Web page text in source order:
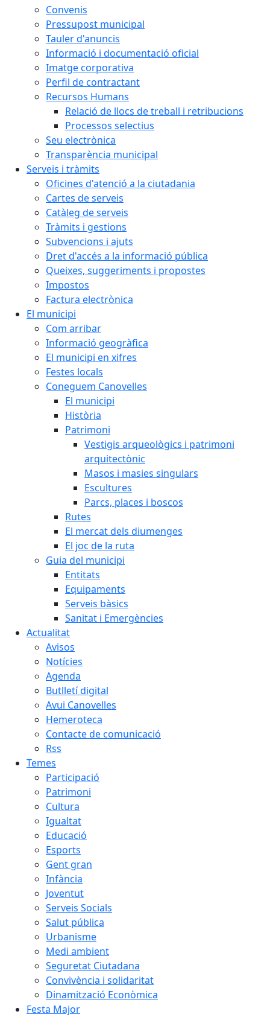
Convenis
Pressupost municipal
Tauler d'anuncis
Informació i documentació oficial
Imatge corporativa
Perfil de contractant
Recursos Humans
Relació de llocs de treball i retribucions
Processos selectius
Seu electrònica
Transparència municipal
Serveis i tràmits
Oficines d'atenció a la ciutadania
Cartes de serveis
Catàleg de serveis
Tràmits i gestions
Subvencions i ajuts
Dret d'accés a la informació pública
Queixes, suggeriments i propostes
Impostos
Factura electrònica
El municipi
Com arribar
Informació geogràfica
El municipi en xifres
Festes locals
Coneguem Canovelles
El municipi
Història
Patrimoni
Vestigis arqueològics i patrimoni
arquitectònic
Masos i masies singulars
Escultures
Parcs, places i boscos
Rutes
El mercat dels diumenges
El joc de la ruta
Guia del municipi
Entitats
Equipaments
Serveis bàsics
Sanitat i Emergències
Actualitat
Avisos
Notícies
Agenda
Butlletí digital
Avui Canovelles
Hemeroteca
Contacte de comunicació
Rss
Temes
Participació
Patrimoni
Cultura
Igualtat
Educació
Esports
Gent gran
Infància
Joventut
Serveis Socials
Salut pública
Urbanisme
Medi ambient
Seguretat Ciutadana
Convivència i solidaritat
Dinamització Econòmica
Festa Major